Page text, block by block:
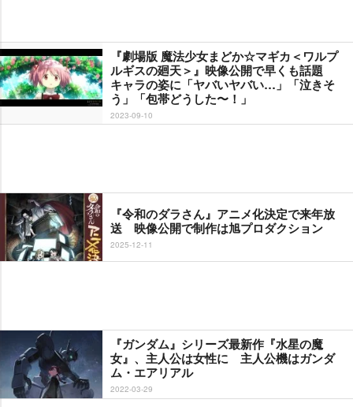
『劇場版 魔法少女まどか☆マギカ＜ワルプ
ルギスの廻天＞』映像公開で早くも話題
キャラの姿に「ヤバいヤバい…」「泣きそ
う」「包帯どうした〜！」
2023-09-10
『令和のダラさん』アニメ化決定で来年放
送 映像公開で制作は旭プロダクション
2025-12-11
『ガンダム』シリーズ最新作『水星の魔
女』、主人公は女性に 主人公機はガンダ
ム・エアリアル
2022-03-29